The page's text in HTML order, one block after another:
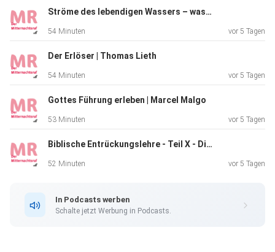
strahlen auch andere christliche Werke und Gemeinden ihre
Sendungen über RNH aus. Unser Motto lautet: «So kommt
aus dem Hören, das Hören aber durch das Wort Christi»
(Römer
Ströme des lebendigen Wassers – was die Bibel damit meint | Marcel Malgo
54 Minuten vor 5 Tagen
Der Erlöser | Thomas Lieth
54 Minuten vor 5 Tagen
Gottes Führung erleben | Marcel Malgo
53 Minuten vor 5 Tagen
Biblische Entrückungslehre - Teil X - Die Hinwegnahme dessen, was noch aufhält | Norbert Lieth
52 Minuten vor 5 Tagen
In Podcasts werben
Schalte jetzt Werbung in Podcasts.